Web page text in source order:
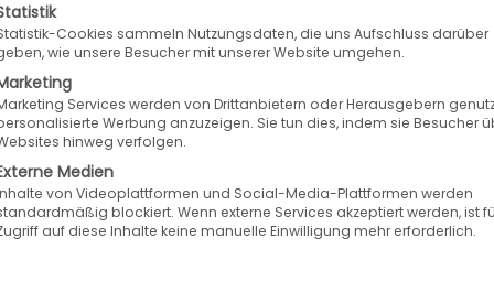
Versandhandelssoftware für all Ihre Artikel-,
durch seine intuitive Bedienbarkeit, starke
oder Auftragsimport aus dem
Lagerverwaltung,
Cookies sammeln Nutzungsdaten, die uns Aufschluss darüber
wie unsere Besucher mit unserer Website umgehen.
Services werden von Drittanbietern oder Herausgebern
Werbung anzuzeigen. Sie tun dies, indem sie Besucher
hinweg verfolgen.
Medien
von Videoplattformen und Social-Media-Plattformen werden
blockiert. Wenn externe Services akzeptiert werden, ist
auf diese Inhalte keine manuelle Einwilligung mehr erforderlich.